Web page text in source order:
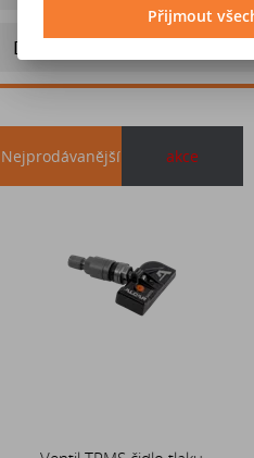
Doporučit výrobek
Nejprodávanější akce
Přijmout